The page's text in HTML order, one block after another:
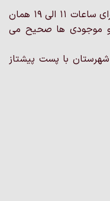
صفحه
محصول
انتخاب
اگر داخل تهران هستین ، می توانید برای ساعات 11 الی 19 همان
و موجودی ها صحیح می
با پست پیشتاز